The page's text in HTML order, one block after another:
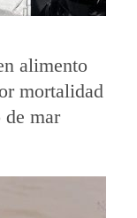
alimento
mortalidad
de mar